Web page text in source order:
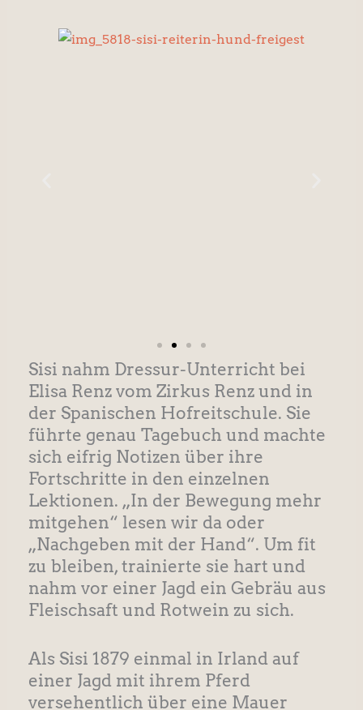
Sisi nahm Dressur-Unterricht bei
Elisa Renz vom Zirkus Renz und in
der Spanischen Hofreitschule. Sie
führte genau Tagebuch und machte
sich eifrig Notizen über ihre
Fortschritte in den einzelnen
Lektionen. „In der Bewegung mehr
mitgehen“ lesen wir da oder
„Nachgeben mit der Hand“. Um fit
zu bleiben, trainierte sie hart und
nahm vor einer Jagd ein Gebräu aus
Fleischsaft und Rotwein zu sich.
Als Sisi 1879 einmal in Irland auf
einer Jagd mit ihrem Pferd
versehentlich über eine Mauer